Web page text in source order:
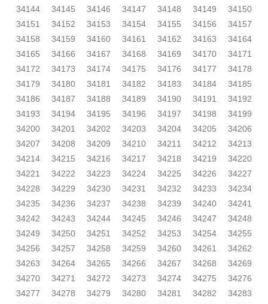
34144
34145 34146 34147 34148 34149
34150
34151
34152 34153 34154 34155 34156
34157
34158
34159 34160 34161 34162 34163
34164
34165
34166 34167 34168 34169 34170
34171
34172
34173 34174 34175 34176 34177
34178
34179
34180 34181 34182 34183 34184
34185
34186
34187 34188 34189 34190 34191
34192
34193
34194 34195 34196 34197 34198
34199
34200
34201 34202 34203 34204 34205
34206
34207
34208 34209 34210 34211 34212
34213
34214
34215 34216 34217 34218 34219
34220
34221
34222 34223 34224 34225 34226
34227
34228
34229 34230 34231 34232 34233
34234
34235
34236 34237 34238 34239 34240
34241
34242
34243 34244 34245 34246 34247
34248
34249
34250 34251 34252 34253 34254
34255
34256
34257 34258 34259 34260 34261
34262
34263
34264 34265 34266 34267 34268
34269
34270
34271 34272 34273 34274 34275
34276
34277
34278 34279 34280 34281 34282
34283